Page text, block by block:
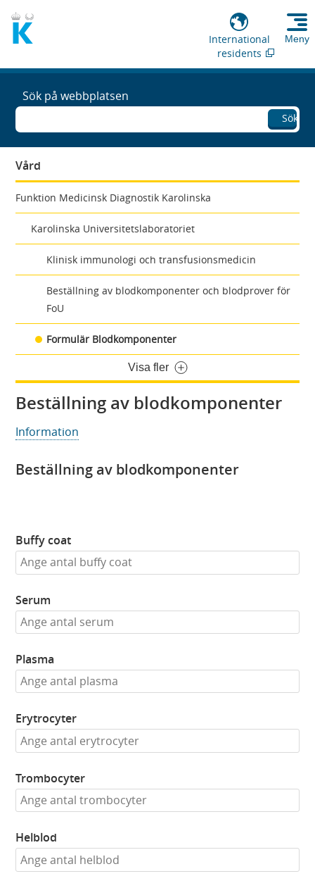
International
residents
Meny
Sök på webbplatsen
Sök
Vård
Funktion Medicinsk Diagnostik Karolinska
Karolinska Universitetslaboratoriet
Klinisk immunologi och transfusionsmedicin
Beställning av blodkomponenter och blodprover för
FoU
Formulär Blodkomponenter
Visa fler
Beställning av blodkomponenter
Information
Beställning av blodkomponenter
Buffy coat
Serum
Plasma
Erytrocyter
Trombocyter
Helblod